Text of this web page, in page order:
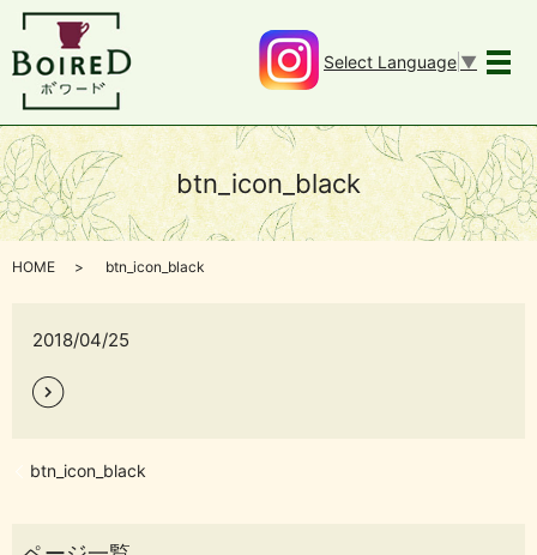
メ
Select Language ▼
btn_icon_black
HOME btn_icon_black
2018/04/25
btn_icon_black